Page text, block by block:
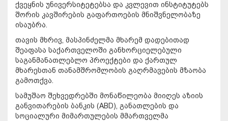
ქვეყნის უნივერსიტეტებსა და კვლევით ინსტიტუტებს
შორის კავშირების გაფართოების მნიშვნელობაზე
ისაუბრა.
თავის მხრივ, მასპინძელმა მხარემ დადებითად
შეაფასა საქართველოში განხორციელებული
საგანმანათლებლო პროექტები და ქართულ
მხარესთან თანამშრომლობის გაღრმავების მზაობა
გამოთქვა.
სამუშაო შეხვედრებში მონაწილეობა მიიღეს აზიის
განვითარების ბანკის (ABD), განათლების და
სოციალური მიმართულების მმართველმა